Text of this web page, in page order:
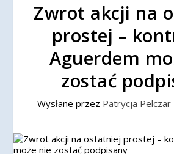
Zwrot akcji na
prostej –
Aguerdem
zostać
Wysłane przez Patrycja Pelczar